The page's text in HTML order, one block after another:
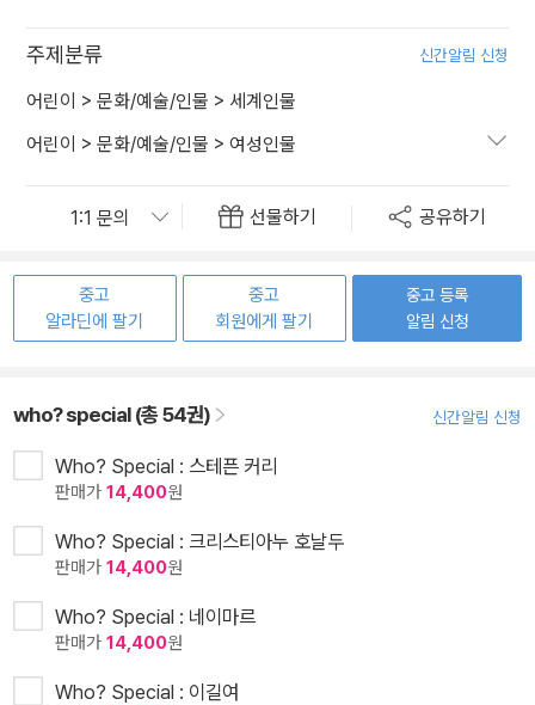
주제분류 신간알림 신청
어린이 > 문화/예술/인물 > 세계인물
어린이 > 문화/예술/인물 > 여성인물
선물하기 공유하기
중고
알라딘에 팔기
중고
회원에게 팔기
중고 등록
알림 신청
who? special (총 54권) 신간알림 신청
Who? Special : 스테픈 커리
판매가 14,400원
Who? Special : 크리스티아누 호날두
판매가 14,400원
Who? Special : 네이마르
판매가 14,400원
Who? Special : 이길여